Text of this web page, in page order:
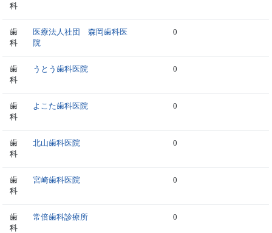
科
歯
科
医療法人社団 森岡歯科医
院
0
歯
科
うとう歯科医院 0
歯
科
よこた歯科医院 0
歯
科
北山歯科医院 0
歯
科
宮崎歯科医院 0
歯
科
常倍歯科診療所 0